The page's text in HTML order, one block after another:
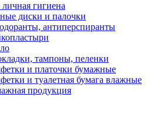
гигиена
диски и палочки
антиперспиранты
тампоны, пеленки
и платочки бумажные
и туалетная бумага влажные
продукция